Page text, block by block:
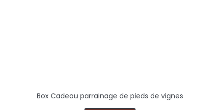
Box Cadeau parrainage de pieds de vignes